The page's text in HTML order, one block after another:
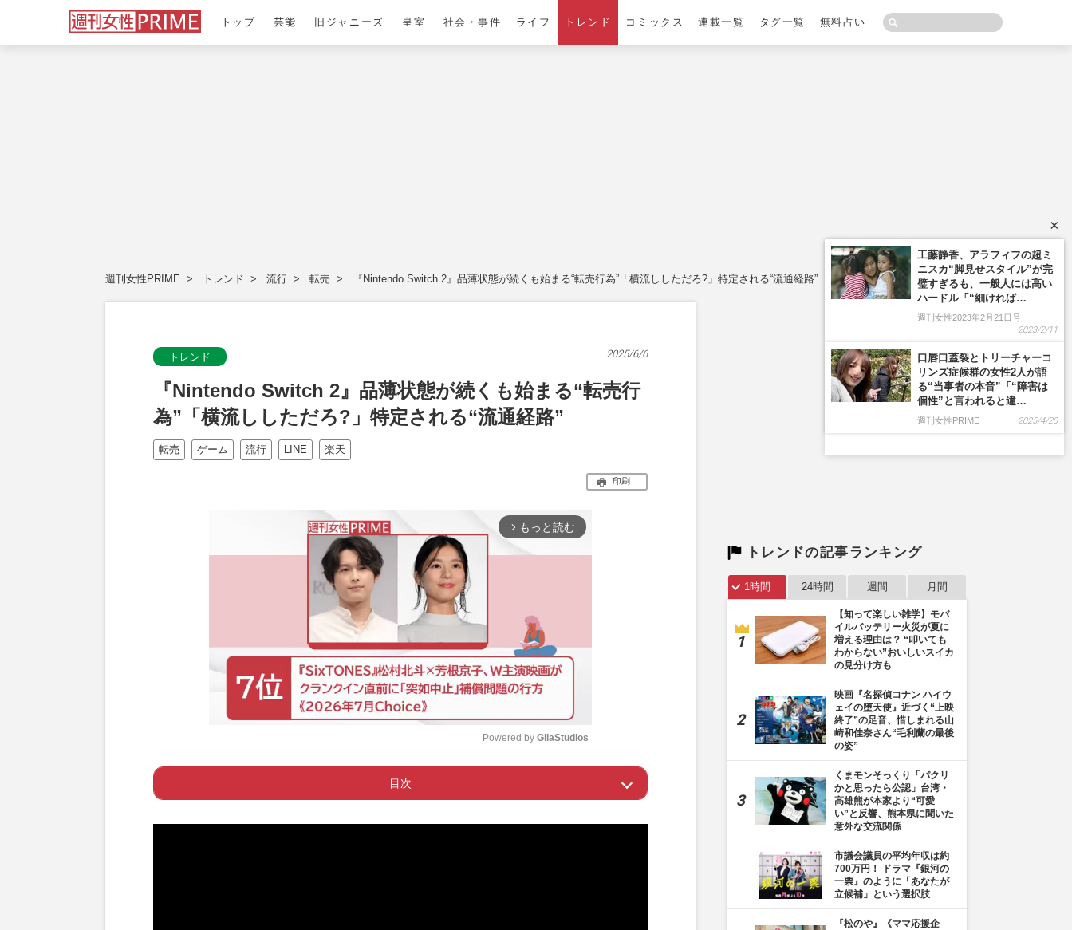
トップ 芸能 旧ジャニーズ 皇室 社会・事件 ライフ トレンド コミックス 連載一覧 タグ一覧 無料占い
週刊女性PRIME トレンド 流行 転売 『Nintendo Switch 2』品薄状態が続くも始まる“転売行為”「横流ししただろ?」特定される“流通経路”
トレンド 2025/6/6
『Nintendo Switch 2』品薄状態が続くも始まる“転売行
為”「横流ししただろ?」特定される“流通経路”
転売 ゲーム 流行 LINE 楽天
印刷
arrow_forward_ios もっと読む
t
Powered by GliaStudios
目次
Page 1 ー 転売ヤーたちの“流通経路”が特定か
トレンドの記事ランキング
1時間 24時間 週間 月間
【知って楽しい雑学】モバ
イルバッテリー火災が夏に
増える理由は？ “叩いても
わからない”おいしいスイカ
の見分け方も
映画『名探偵コナン ハイウ
ェイの堕天使』近づく“上映
終了”の足音、惜しまれる山
崎和佳奈さん“毛利蘭の最後
の姿”
くまモンそっくり「パクリ
かと思ったら公認」台湾・
高雄熊が本家より“可愛
い”と反響、熊本県に聞いた
意外な交流関係
市議会議員の平均年収は約
700万円！ ドラマ『銀河の
一票』のように「あなたが
立候補」という選択肢
『松のや』《ママ応援企
×
工藤静香、アラフィフの超ミ
ニスカ“脚見せスタイル”が完
璧すぎるも、一般人には高い
ハードル「“細ければ…
週刊女性2023年2月21日号
2023/2/11
口唇口蓋裂とトリーチャーコ
リンズ症候群の女性2人が語
る“当事者の本音”「“障害は
個性”と言われると違…
週刊女性PRIME 2025/4/20